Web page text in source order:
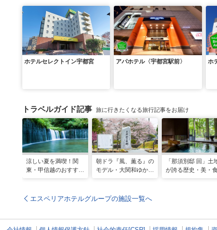
ホテルセレクトイン宇都宮 アパホテル〈宇都宮駅前〉 ホ
トラベルガイド記事 旅に行きたくなる旅行記事をお届け
涼しい夏を満喫！関
東・甲信越のおすすめ
朝ドラ『風、薫る』の
モデル・大関和ゆかり
「那須別邸 回」土
が誇る歴史・美・
エスペリアホテルグループの施設一覧へ